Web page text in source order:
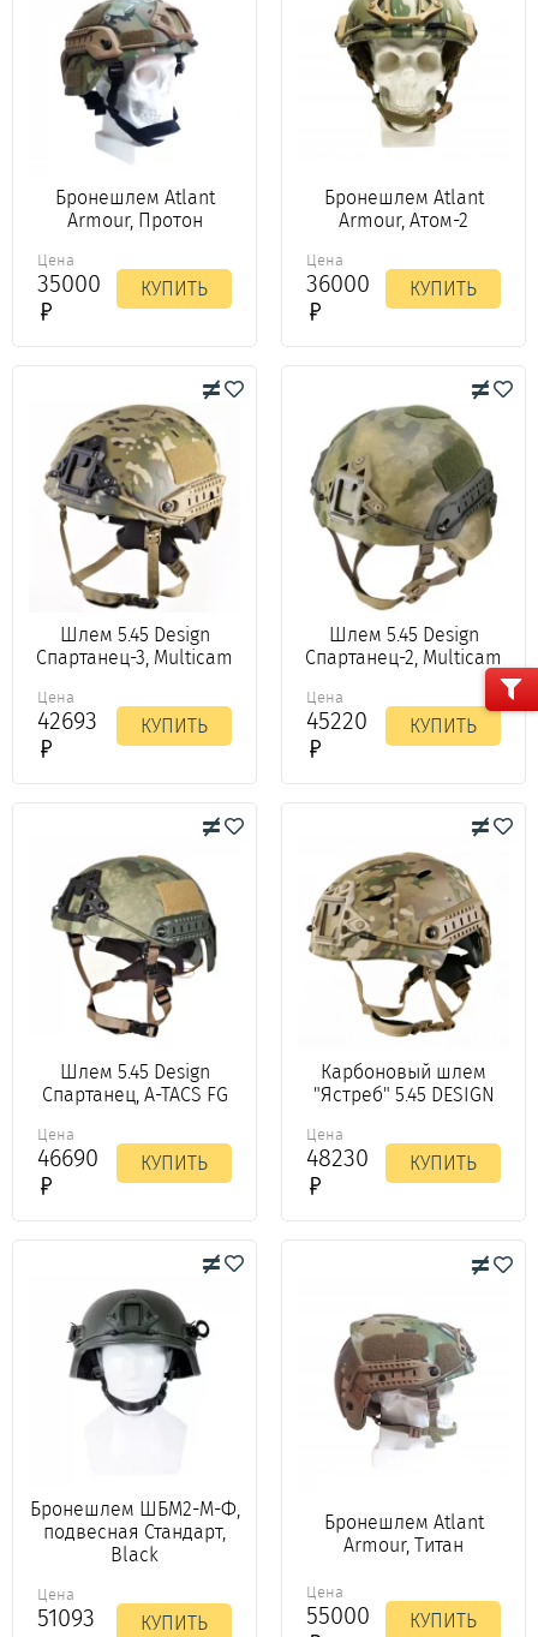
Бронешлем Atlant
Armour, Протон
Цена
35000 КУПИТЬ
Бронешлем Atlant
Armour, Атом-2
Цена
36000 КУПИТЬ
Шлем 5.45 Design
Спартанец-3, Multicam
Цена
42693 КУПИТЬ
Шлем 5.45 Design
Спартанец-2, Multicam
Цена
45220 КУПИТЬ
Шлем 5.45 Design
Спартанец, A-TACS FG
Цена
46690 КУПИТЬ
Карбоновый шлем
"Ястреб" 5.45 DESIGN
Цена
48230 КУПИТЬ
Бронешлем ШБМ2-М-Ф,
подвесная Стандарт,
Black
Цена
51093 КУПИТЬ
Бронешлем Atlant
Armour, Титан
Цена
55000 КУПИТЬ